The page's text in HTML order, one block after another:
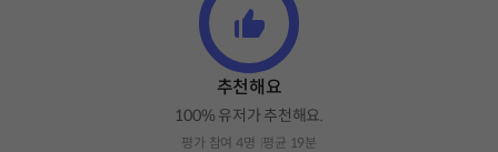
추천해요
100% 유저가 추천해요.
평가 참여 4명 평균 19분